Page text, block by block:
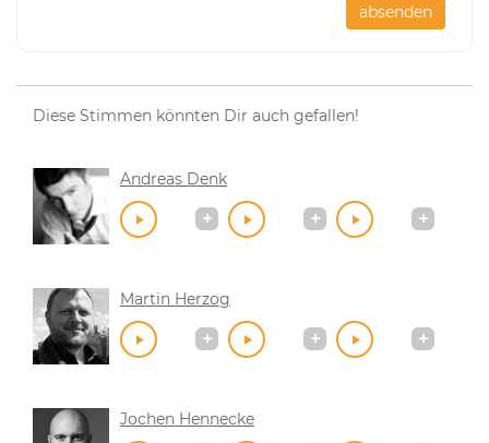
absenden
Diese Stimmen könnten Dir auch gefallen!
Andreas Denk
Martin Herzog
Jochen Hennecke